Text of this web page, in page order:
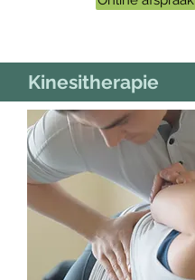
Kinesitherapie